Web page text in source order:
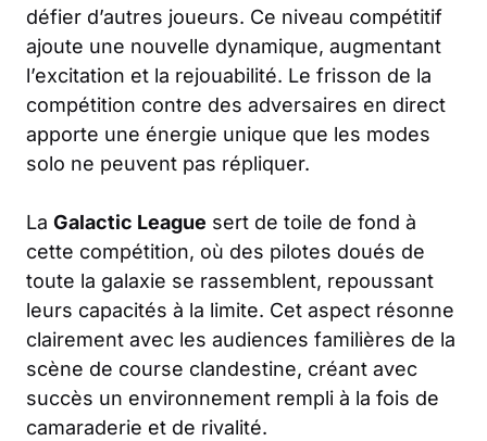
défier d’autres joueurs. Ce niveau compétitif
ajoute une nouvelle dynamique, augmentant
l’excitation et la rejouabilité. Le frisson de la
compétition contre des adversaires en direct
apporte une énergie unique que les modes
solo ne peuvent pas répliquer.
La Galactic League sert de toile de fond à
cette compétition, où des pilotes doués de
toute la galaxie se rassemblent, repoussant
leurs capacités à la limite. Cet aspect résonne
clairement avec les audiences familières de la
scène de course clandestine, créant avec
succès un environnement rempli à la fois de
camaraderie et de rivalité.